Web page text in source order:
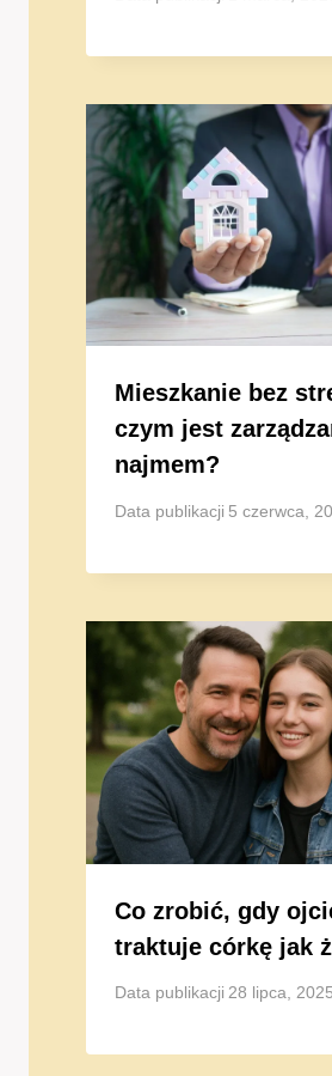
Mieszkanie bez
czym jest
najmem?
Data publikacji 5 czerwca,
Co zrobić, gdy
traktuje córkę jak
Data publikacji 28 lipca, 2025